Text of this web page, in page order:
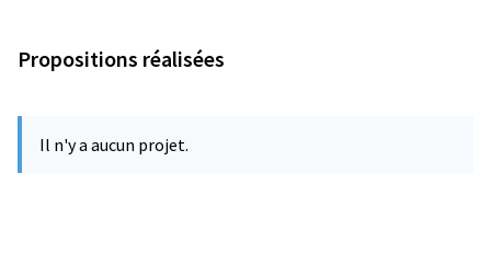
Propositions réalisées
Il n'y a aucun projet.